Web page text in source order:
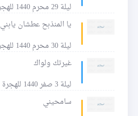
ليلة 29 محرم 1440 للهجرة
يا المنذبح عطشان يابني
ليلة 30 محرم 1440 للهجرة
غيرتك ولواك
ليلة 3 صفر 1440 للهجرة
سامحيني